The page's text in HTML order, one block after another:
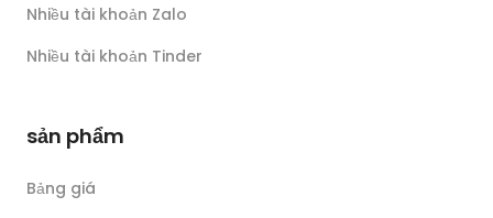
Nhiều tài khoản Zalo
Nhiều tài khoản Tinder
sản phẩm
Bảng giá